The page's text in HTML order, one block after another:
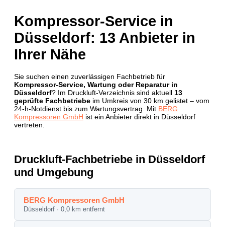
Kompressor-Service in
Düsseldorf: 13 Anbieter in
Ihrer Nähe
Sie suchen einen zuverlässigen Fachbetrieb für
Kompressor-Service, Wartung oder Reparatur in
Düsseldorf? Im Druckluft-Verzeichnis sind aktuell 13
geprüfte Fachbetriebe im Umkreis von 30 km gelistet – vom
24-h-Notdienst bis zum Wartungsvertrag. Mit BERG
Kompressoren GmbH ist ein Anbieter direkt in Düsseldorf
vertreten.
Druckluft-Fachbetriebe in Düsseldorf
und Umgebung
BERG Kompressoren GmbH
Düsseldorf · 0,0 km entfernt